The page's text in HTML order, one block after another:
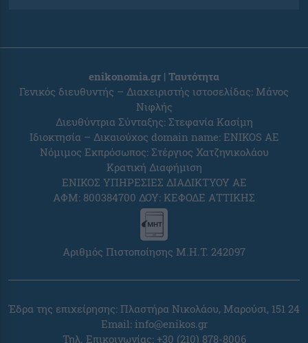
enikonomia.gr | Ταυτότητα
Γενικός διευθυντής – Διαχειριστής ιστοσελίδας: Μάνος
Νιφλής
Διευθύντρια Σύνταξης: Στεφανία Κασίμη
Ιδιοκτησία – Δικαιούχος domain name: ENIKOS AE
Νόμιμος Εκπρόσωπος: Στέργιος Χατζηνικολάου
Κρατική Διαφήμιση
ΕΝΙΚΟΣ ΥΠΗΡΕΣΙΕΣ ΔΙΑΔΙΚΤΥΟΥ ΑΕ
ΑΦΜ: 800384700 ΔΟΥ: ΚΕΦΟΔΕ ΑΤΤΙΚΗΣ
Αριθμός Πιστοποίησης Μ.Η.Τ. 242097
Έδρα της επιχείρησης: Πλαστήρα Νικολάου, Μαρούσι, 151 24
Email: info@enikos.gr
Τηλ. Επικοινωνίας: +30 (210) 878-8006